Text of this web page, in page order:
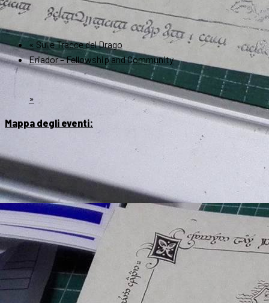
« Sulle Tracce del Drago
Eriador – Fellowship and Community
»
Mappa degli eventi: